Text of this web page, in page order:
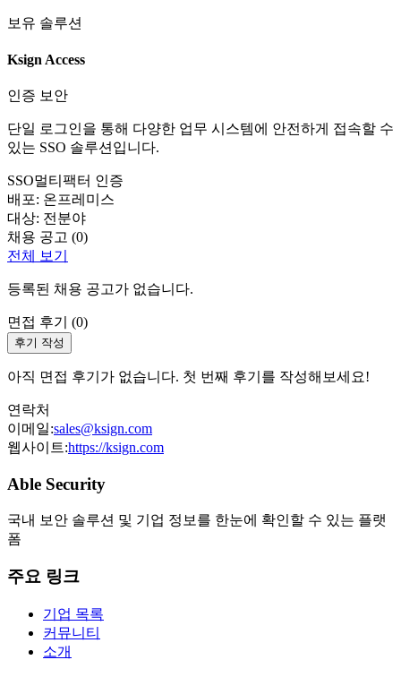
보유 솔루션
Ksign Access
인증 보안
단일 로그인을 통해 다양한 업무 시스템에 안전하게 접속할 수
있는 SSO 솔루션입니다.
SSO멀티팩터 인증
배포: 온프레미스
대상: 전분야
채용 공고 (0)
전체 보기
등록된 채용 공고가 없습니다.
면접 후기 (0)
후기 작성
아직 면접 후기가 없습니다. 첫 번째 후기를 작성해보세요!
연락처
이메일:sales@ksign.com
웹사이트:https://ksign.com
Able Security
국내 보안 솔루션 및 기업 정보를 한눈에 확인할 수 있는 플랫
폼
주요 링크
기업 목록
커뮤니티
소개